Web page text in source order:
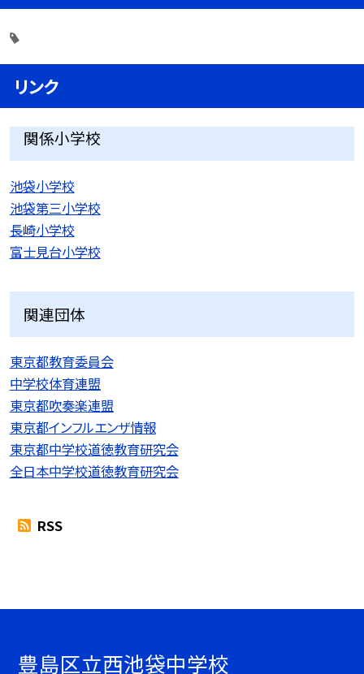
リンク
関係小学校
池袋小学校
池袋第三小学校
長崎小学校
富士見台小学校
関連団体
東京都教育委員会
中学校体育連盟
東京都吹奏楽連盟
東京都インフルエンザ情報
東京都中学校道徳教育研究会
全日本中学校道徳教育研究会
RSS
豊島区立西池袋中学校